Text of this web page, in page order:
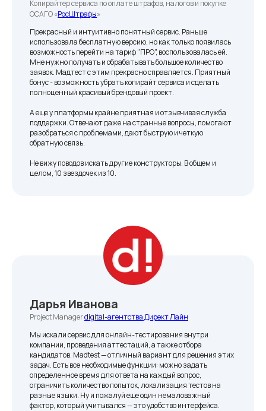
2 490 ₽ в месяц
Лимиты
7 дней бесплатно
Квизы: 30 в месяц
Для тех, кому нужен полноценный и
современный функционал для викторин
Базовый
5 990 ₽ в месяц
7 дней бесплатно
Для больших компаний, собирающих много
заявок и просмотров
Профессиональный
Копирайтер сервиса по оплате штрафов, налогов и покупке
ОСАГО «РосШтрафы»
Прекрасный и интуитивно понятный сервис. Раньше
использовала бесплатную версию, но как только появилась
возможность перейти на тариф "ПРО", воспользовалась ей.
Мне нужно получать и обрабатывать большое количество
заявок. Мадтест с этим прекрасно справляется. Приятный
бонус - возможность убрать копирайт сервиса и сделать
полноценный красивый брендовый проект.
А еще у платформы крайне приятная и отзывчивая служба
поддержки. Отвечают даже на странные вопросы, помогают
разобраться с проблемами, дают быструю и четкую
обратную связь.
Не вижу поводов искать другие конструкторы. В общем и
целом, 10 звездочек из 10.
Дарья Иванова
Project Managerdigital-агентства Директ Лайн
Мы искали сервис для онлайн-тестирования внутри
компании, проведения аттестаций, а также отбора
кандидатов. Madtest — отличный вариант для решения этих
задач. Есть все необходимые функции: можно задать
определенное время для ответа на каждый вопрос,
ограничить количество попыток, локализация тестов на
разные языки. Ну и пожалуй еще один немаловажный
фактор, который учитывался — это удобство интерфейса.